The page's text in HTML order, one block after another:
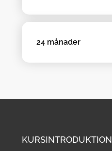
24 månader
KURSINTRODUKTION